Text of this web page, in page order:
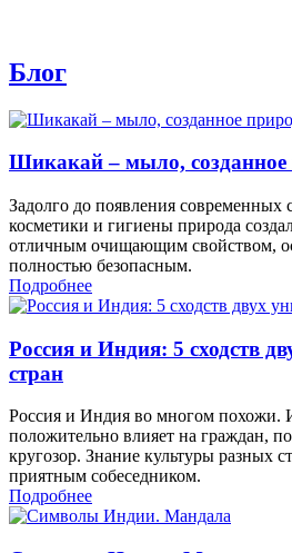
Блог
Шикакай – мыло, созданное
Задолго до появления современных
косметики и гигиены природа
отличным очищающим свойством,
полностью безопасным.
Подробнее
Россия и Индия: 5 сходств
стран
Россия и Индия во многом похожи.
положительно влияет на граждан,
кругозор. Знание культуры разных
приятным собеседником.
Подробнее